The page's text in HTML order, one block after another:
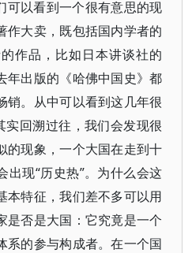
可以看到一个很有意思的现
作大卖，既包括国内学者的
作品，比如日本讲谈社的
年出版的《哈佛中国史》都
销。从中可以看到这几年很
实回溯过往，我们会发现很
的现象，一个大国在走到十
出现“历史热”。为什么会这
本特征，我们差不多可以用
是否是大国：它究竟是一个
系的参与构成者。在一个国